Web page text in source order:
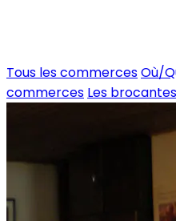
Tous les commercesOù/
commerces Les